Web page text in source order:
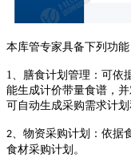
本库管专家具备下列功能
1、膳食计划管理：可依
能生成计价带量食谱，
可自动生成采购需求计划
2、物资采购计划：
食材采购计划。